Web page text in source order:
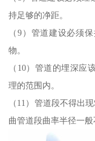
持足够的净距。
（9）管道建设必须
物。
（10）管道的埋深应
理的范围内。
（11）管道段不得出
曲管道段曲率半径一般